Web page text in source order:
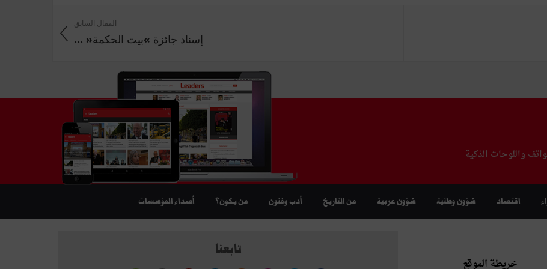
المقال السابق
إسناد جائزة »بيت الحكمة« ...
واللوحات الذكية
اقتصاد شؤون وطنية شؤون عربية من التاريخ أدب وفنون من يكون؟ أصداء المؤسسات
خريطة الموقع
تابعنا